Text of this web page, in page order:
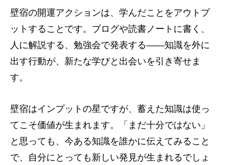
壁宿の開運アクションは、学んだことをアウトプ
ットすることです。ブログや読書ノートに書く、
人に解説する、勉強会で発表する――知識を外に
出す行動が、新たな学びと出会いを引き寄せま
す。
壁宿はインプットの星ですが、蓄えた知識は使っ
てこそ価値が生まれます。「まだ十分ではない」
と思っても、今ある知識を誰かに伝えてみること
で、自分にとっても新しい発見が生まれるでしょ